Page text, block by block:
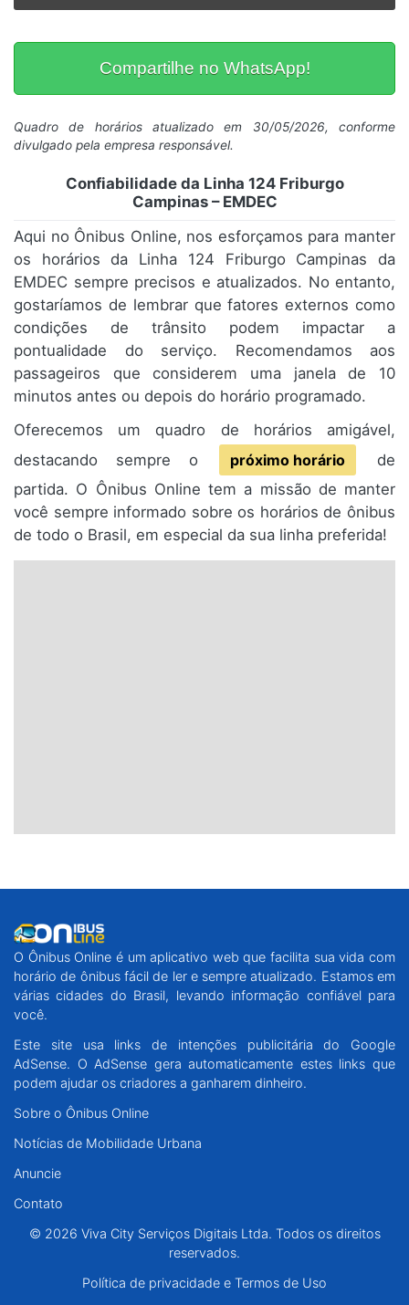
Compartilhe no WhatsApp!
Quadro de horários atualizado em 30/05/2026, conforme
divulgado pela empresa responsável.
Confiabilidade da Linha 124 Friburgo
Campinas – EMDEC
Aqui no Ônibus Online, nos esforçamos para manter
os horários da Linha 124 Friburgo Campinas da
EMDEC sempre precisos e atualizados. No entanto,
gostaríamos de lembrar que fatores externos como
condições de trânsito podem impactar a
pontualidade do serviço. Recomendamos aos
passageiros que considerem uma janela de 10
minutos antes ou depois do horário programado.
Oferecemos um quadro de horários amigável,
destacando sempre o
próximo horário
de
partida. O Ônibus Online tem a missão de manter
você sempre informado sobre os horários de ônibus
de todo o Brasil, em especial da sua linha preferida!
O Ônibus Online é um aplicativo web que facilita sua vida com
horário de ônibus fácil de ler e sempre atualizado. Estamos em
várias cidades do Brasil, levando informação confiável para
você.
Este site usa links de intenções publicitária do Google
AdSense. O AdSense gera automaticamente estes links que
podem ajudar os criadores a ganharem dinheiro.
Sobre o Ônibus Online
Notícias de Mobilidade Urbana
Anuncie
Contato
© 2026 Viva City Serviços Digitais Ltda. Todos os direitos
reservados.
Política de privacidade e Termos de Uso